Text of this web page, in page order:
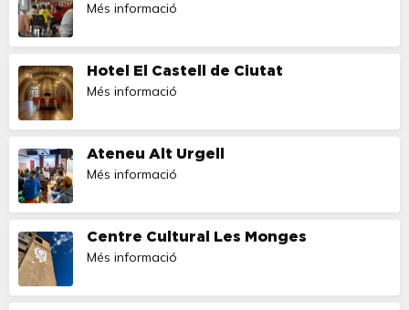
Més informació
Hotel El Castell de Ciutat
Més informació
Ateneu Alt Urgell
Més informació
Centre Cultural Les Monges
Més informació